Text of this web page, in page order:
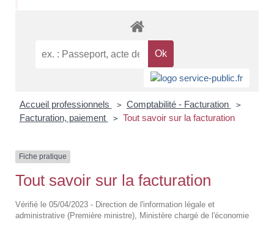
Accueil professionnels > Comptabilité - Facturation >
Facturation, paiement > Tout savoir sur la facturation
Fiche pratique
Tout savoir sur la facturation
Vérifié le 05/04/2023 - Direction de l'information légale et
administrative (Première ministre), Ministère chargé de l'économie